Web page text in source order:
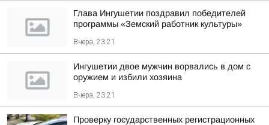
Глава Ингушетии поздравил победителей
программы «Земский работник культуры»
Вчера, 23:21
Ингушетии двое мужчин ворвались в дом с
оружием и избили хозяина
Вчера, 23:21
Проверку государственных регистрационных